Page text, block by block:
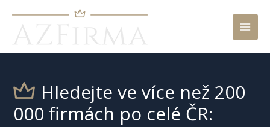
Hledejte ve více než 200
000 firmách po celé ČR: